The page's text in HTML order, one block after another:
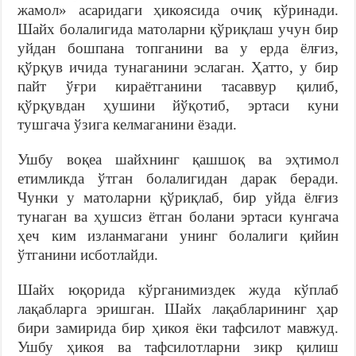
жамол» асаридаги ҳикоясида очиқ кўринади.
Шайх болалигида матоларни қўриқлаш учун бир
уйдан бошпана топганини ва у ерда ёлғиз,
қўрқув ичида тунаганини эслаган. Ҳатто, у бир
пайт ўғри кираётганини тасаввур қилиб,
қўрқувдан ҳушини йўқотиб, эртаси куни
тушгача ўзига келмаганини ёзади.
Ушбу воқеа шайхнинг қашшоқ ва эҳтимол
етимликда ўтган болалигидан дарак беради.
Чунки у матоларни қўриқлаб, бир уйда ёлғиз
тунаган ва ҳушсиз ётган болани эртаси кунгача
ҳеч ким изланмагани унинг болалиги қийин
ўтганини исботлайди.
Шайх юқорида кўрганимиздек жуда кўплаб
лақабларга эришган. Шайх лақабларининг ҳар
бири замирида бир ҳикоя ёки тафсилот мавжуд.
Ушбу ҳикоя ва тафсилотларни зикр қилиш